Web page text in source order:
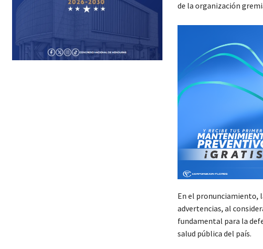
de la organización
En el pronunciamiento,
advertencias, al
fundamental para la
salud pública del país.